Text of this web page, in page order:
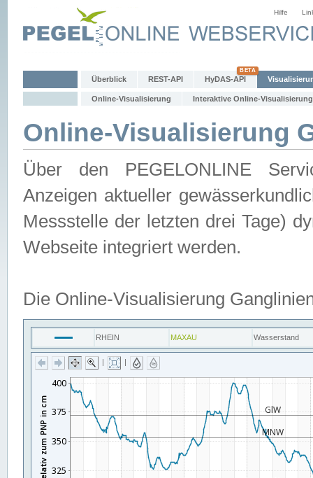
Hilfe
Überblick REST-API HyDAS-API
Online-Visualisierung Interaktive Online-Visualisierung
Online-Visualisierung
Über den PEGELONLINE
Anzeigen aktueller
Messstelle der letzten drei Tage)
Webseite integriert werden.
Die Online-Visualisierung